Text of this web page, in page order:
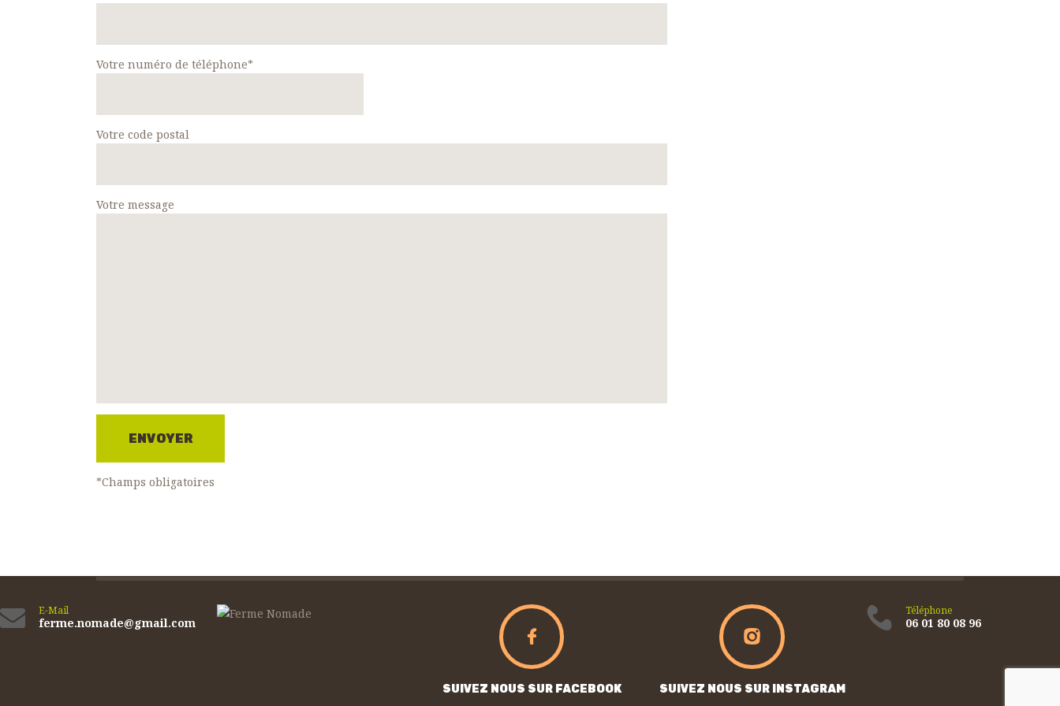
Votre numéro de téléphone*
Votre code postal
Votre message
*Champs obligatoires
E-Mail
ferme.nomade@gmail.com
SUIVEZ NOUS SUR FACEBOOK SUIVEZ NOUS SUR INSTAGRAM
Téléphone
06 01 80 08 96